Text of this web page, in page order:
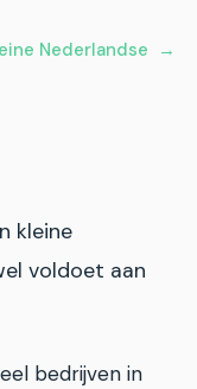
Nederlandse
kleine
voldoet aan
bedrijven in